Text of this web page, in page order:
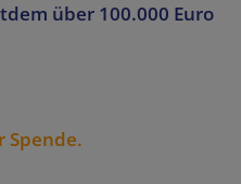
über 100.000 Euro